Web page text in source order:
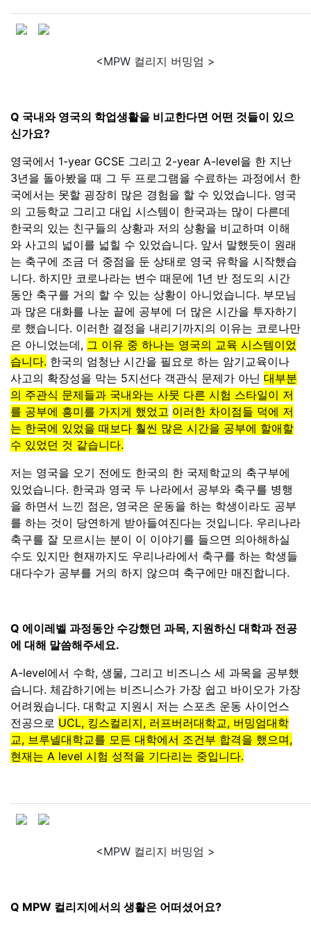
<MPW 컬리지 버밍엄 >
Q 국내와 영국의 학업생활을 비교한다면 어떤 것들이 있으
신가요?
영국에서 1-year GCSE 그리고 2-year A-level을 한 지난
3년을 돌아봤을 때 그 두 프로그램을 수료하는 과정에서 한
국에서는 못할 굉장히 많은 경험을 할 수 있었습니다. 영국
의 고등학교 그리고 대입 시스템이 한국과는 많이 다른데
한국의 있는 친구들의 상황과 저의 상황을 비교하며 이해
와 사고의 넓이를 넓힐 수 있었습니다. 앞서 말했듯이 원래
는 축구에 조금 더 중점을 둔 상태로 영국 유학을 시작했습
니다. 하지만 코로나라는 변수 때문에 1년 반 정도의 시간
동안 축구를 거의 할 수 있는 상황이 아니었습니다. 부모님
과 많은 대화를 나눈 끝에 공부에 더 많은 시간을 투자하기
로 했습니다. 이러한 결정을 내리기까지의 이유는 코로나만
은 아니었는데, 그 이유 중 하나는 영국의 교육 시스템이었
습니다. 한국의 엄청난 시간을 필요로 하는 암기교육이나
사고의 확장성을 막는 5지선다 객관식 문제가 아닌 대부분
의 주관식 문제들과 국내와는 사뭇 다른 시험 스타일이 저
를 공부에 흥미를 가지게 했었고 이러한 차이점들 덕에 저
는 한국에 있었을 때보다 훨씬 많은 시간을 공부에 할애할
수 있었던 것 같습니다.
저는 영국을 오기 전에도 한국의 한 국제학교의 축구부에
있었습니다. 한국과 영국 두 나라에서 공부와 축구를 병행
을 하면서 느낀 점은, 영국은 운동을 하는 학생이라도 공부
를 하는 것이 당연하게 받아들여진다는 것입니다. 우리나라
축구를 잘 모르시는 분이 이 이야기를 들으면 의아해하실
수도 있지만 현재까지도 우리나라에서 축구를 하는 학생들
대다수가 공부를 거의 하지 않으며 축구에만 매진합니다.
Q 에이레벨 과정동안 수강했던 과목, 지원하신 대학과 전공
에 대해 말씀해주세요.
A-level에서 수학, 생물, 그리고 비즈니스 세 과목을 공부했
습니다. 체감하기에는 비즈니스가 가장 쉽고 바이오가 가장
어려웠습니다. 대학교 지원시 저는 스포츠 운동 사이언스
전공으로 UCL, 킹스컬리지, 러프버러대학교, 버밍엄대학
교, 브루넬대학교를 모든 대학에서 조건부 합격을 했으며,
현재는 A level 시험 성적을 기다리는 중입니다.
<MPW 컬리지 버밍엄 >
Q MPW 컬리지에서의 생활은 어떠셨어요?